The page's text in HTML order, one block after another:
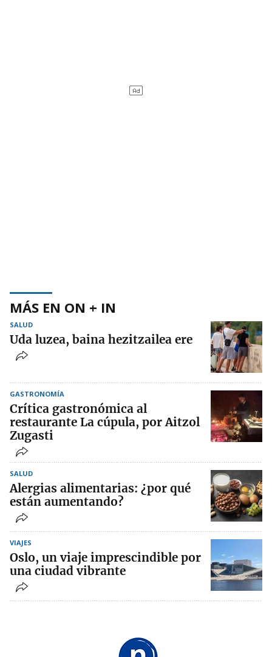
MÁS EN ON + IN
SALUD
Uda luzea, baina hezitzailea ere
GASTRONOMÍA
Crítica gastronómica al
restaurante La cúpula, por Aitzol
Zugasti
SALUD
Alergias alimentarias: ¿por qué
están aumentando?
VIAJES
Oslo, un viaje imprescindible por
una ciudad vibrante